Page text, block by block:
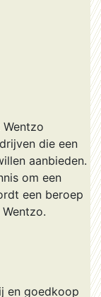
die een
aanbieden.
om een
een beroep
en goedkoop